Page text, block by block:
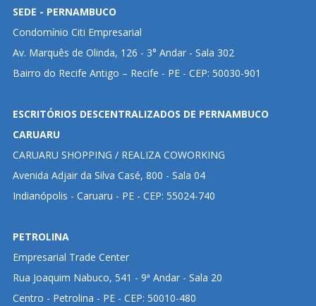
SEDE - PERNAMBUCO
Condomínio Citi Empresarial
Av. Marquês de Olinda, 126 - 3° Andar - Sala 302
Bairro do Recife Antigo – Recife - PE - CEP: 50030-901
ESCRITÓRIOS DESCENTRALIZADOS DE PERNAMBUCO
CARUARU
CARUARU SHOPPING / REALIZA COWORKING
Avenida Adjair da Silva Casé, 800 - Sala 04
Indianópolis - Caruaru - PE - CEP: 55024-740
PETROLINA
Empresarial Trade Center
Rua Joaquim Nabuco, 541 - 9ª Andar - Sala 20
Centro - Petrolina - PE - CEP: 50010-480